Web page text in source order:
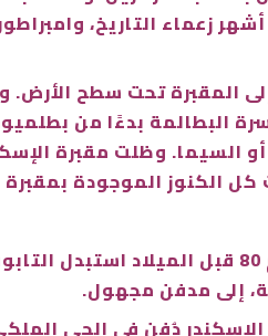
زعماء التاريخ،
تحت سطح الأرض.
البطالمة بدءًا من
السيما. وظلت مقبرة
الكنوز الموجودة بمقبرة
ومن المعلومات المهمة عن تابوت الإسكندر أن بطلميوس الحادي
إلى مدفن مجهول.
الإسكندر دُفن في الحي